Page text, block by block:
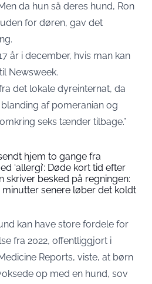
da hun så deres hund, Ron
for døren, gav det
år i december, hvis man kan
Newsweek.
det lokale dyreinternat, da
blanding af pomeranian og
seks tænder tilbage.”
hjem to gange fra
‘allergi’: Døde kort tid efter
skriver besked på regningen:
senere løber det koldt
kan have store fordele for
fra 2022, offentliggjort i
Reports, viste, at børn
op med en hund, sov